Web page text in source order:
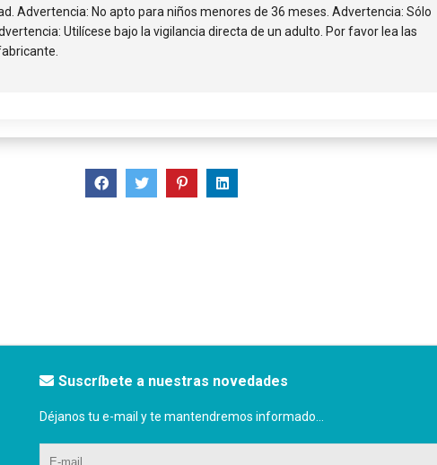
Advertencia: No apto para niños menores de 36 meses. Advertencia: Sólo
Utilícese bajo la vigilancia directa de un adulto. Por favor lea las
Suscríbete a nuestras novedades
Déjanos tu e-mail y te mantendremos informado...